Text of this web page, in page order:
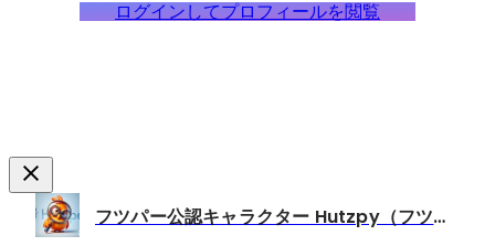
ログインしてプロフィールを閲覧
フツパー公認キャラクター Hutzpy（フツピー）